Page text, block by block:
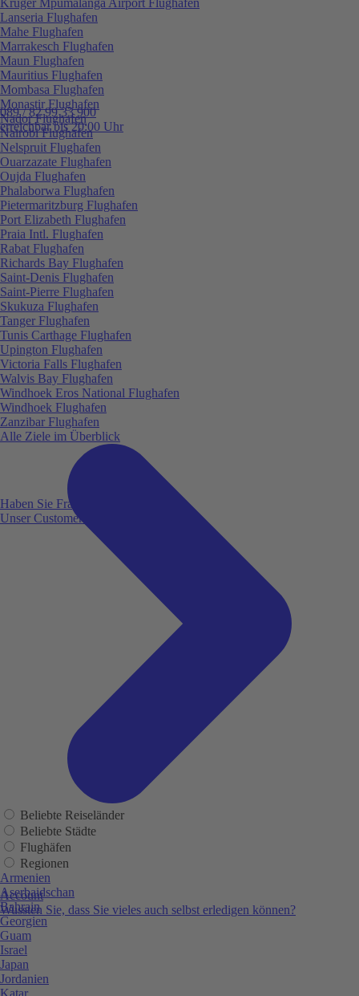
089 / 82 99 33 900
erreichbar bis 20:00 Uhr
Haben Sie Fragen?
Unser Customer Service ist für Sie da!
Account
Wussten Sie, dass Sie vieles auch selbst erledigen können?
Lanseria Flughafen
Mahe Flughafen
Marrakesch Flughafen
Maun Flughafen
Mauritius Flughafen
Mombasa Flughafen
Monastir Flughafen
Nador Flughafen
Nairobi Flughafen
Nelspruit Flughafen
Ouarzazate Flughafen
Oujda Flughafen
Phalaborwa Flughafen
Pietermaritzburg Flughafen
Port Elizabeth Flughafen
Praia Intl. Flughafen
Rabat Flughafen
Richards Bay Flughafen
Saint-Denis Flughafen
Saint-Pierre Flughafen
Skukuza Flughafen
Tanger Flughafen
Tunis Carthage Flughafen
Upington Flughafen
Victoria Falls Flughafen
Walvis Bay Flughafen
Windhoek Eros National Flughafen
Windhoek Flughafen
Zanzibar Flughafen
Alle Ziele im Überblick
Beliebte Reiseländer
Beliebte Städte
Flughäfen
Regionen
Armenien
Aserbaidschan
Bahrain
Georgien
Guam
Israel
Japan
Jordanien
Katar